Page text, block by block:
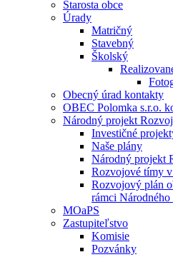
Starosta obce
Úrady
Matričný
Stavebný
Školský
Obecný úrad kontakty
OBEC Polomka s.r.o.
Národný projekt
Investičné
Naše plány
Národný projekt
Rozvojové tímy
Rozvojový plán
rámci
MOaPS
Zastupiteľstvo
Komisie
Pozvánky